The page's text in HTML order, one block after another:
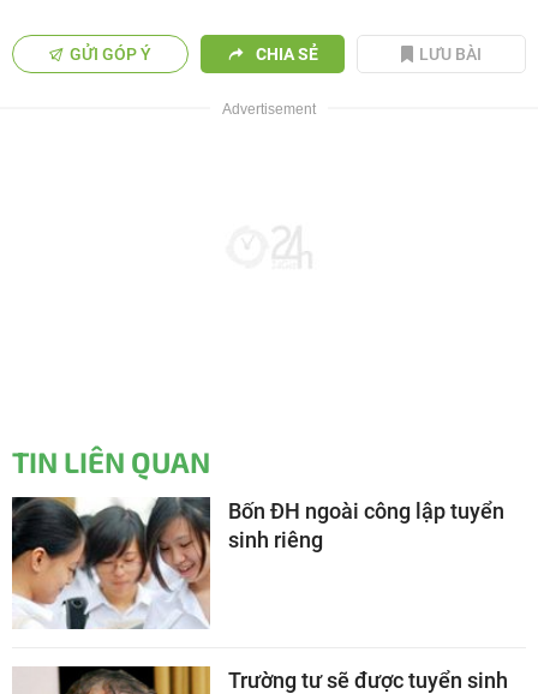
GỬI GÓP Ý CHIA SẺ LƯU BÀI
TIN LIÊN QUAN
Bốn ĐH ngoài công lập tuyển
sinh riêng
Trường tư sẽ được tuyển sinh